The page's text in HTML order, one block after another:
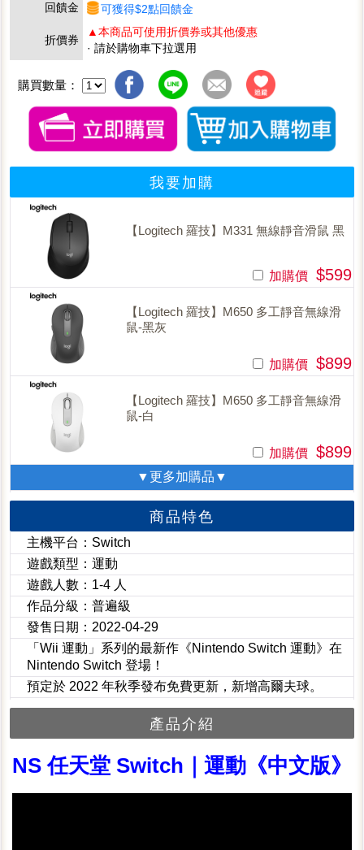
回饋金
可獲得$2點回饋金
折價券
▲本商品可使用折價券或其他優惠
· 請於購物車下拉選用
購買數量：
我要加購
【Logitech 羅技】M331 無線靜音滑鼠 黑
加購價 $599
【Logitech 羅技】M650 多工靜音無線滑
鼠-黑灰
加購價 $899
【Logitech 羅技】M650 多工靜音無線滑
鼠-白
加購價 $899
▼更多加購品▼
商品特色
主機平台：Switch
遊戲類型：運動
遊戲人數：1-4 人
作品分級：普遍級
發售日期：2022-04-29
「Wii 運動」系列的最新作《Nintendo Switch 運動》在
Nintendo Switch 登場！
預定於 2022 年秋季發布免費更新，新增高爾夫球。
產品介紹
NS 任天堂 Switch｜運動《中文版》